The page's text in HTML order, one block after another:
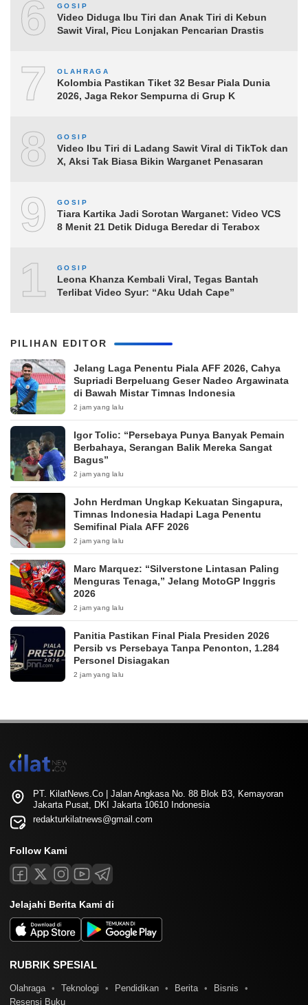
6 GOSIP
Video Diduga Ibu Tiri dan Anak Tiri di Kebun
Sawit Viral, Picu Lonjakan Pencarian Drastis
7 OLAHRAGA
Kolombia Pastikan Tiket 32 Besar Piala Dunia
2026, Jaga Rekor Sempurna di Grup K
8 GOSIP
Video Ibu Tiri di Ladang Sawit Viral di TikTok dan
X, Aksi Tak Biasa Bikin Warganet Penasaran
9 GOSIP
Tiara Kartika Jadi Sorotan Warganet: Video VCS
8 Menit 21 Detik Diduga Beredar di Terabox
10
GOSIP
Leona Khanza Kembali Viral, Tegas Bantah
Terlibat Video Syur: “Aku Udah Cape”
PILIHAN EDITOR
Jelang Laga Penentu Piala AFF 2026, Cahya
Supriadi Berpeluang Geser Nadeo Argawinata
di Bawah Mistar Timnas Indonesia
2 jam yang lalu
Igor Tolic: “Persebaya Punya Banyak Pemain
Berbahaya, Serangan Balik Mereka Sangat
Bagus”
2 jam yang lalu
John Herdman Ungkap Kekuatan Singapura,
Timnas Indonesia Hadapi Laga Penentu
Semifinal Piala AFF 2026
2 jam yang lalu
Marc Marquez: “Silverstone Lintasan Paling
Menguras Tenaga,” Jelang MotoGP Inggris
2026
2 jam yang lalu
Panitia Pastikan Final Piala Presiden 2026
Persib vs Persebaya Tanpa Penonton, 1.284
Personel Disiagakan
2 jam yang lalu
PT. KilatNews.Co | Jalan Angkasa No. 88 Blok B3, Kemayoran
Jakarta Pusat, DKI Jakarta 10610 Indonesia
redakturkilatnews@gmail.com
Follow Kami
Jelajahi Berita Kami di
RUBRIK SPESIAL
Olahraga Teknologi Pendidikan Berita
Bisnis
Resensi Buku